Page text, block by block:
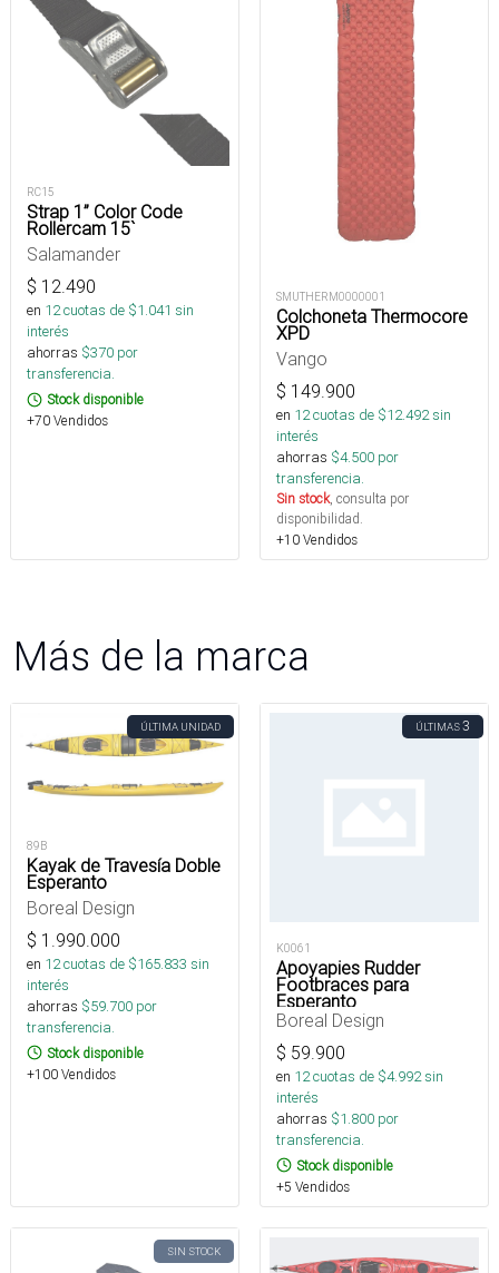
RC15
Strap 1” Color Code
Rollercam 15`
Salamander
$ 12.490
en 12cuotas de $1.041 sin
interés
ahorras $370 por
transferencia.
Stock disponible
+70 Vendidos
SMUTHERM0000001
Colchoneta Thermocore
XPD
Vango
$ 149.900
en 12cuotas de $12.492sin
interés
ahorras $4.500 por
transferencia.
Sin stock, consulta por
disponibilidad.
+10 Vendidos
Más de la marca
ÚLTIMA UNIDAD
89B
Kayak de Travesía Doble
Esperanto
Boreal Design
$ 1.990.000
en 12cuotas de $165.833 sin
interés
ahorras $59.700 por
transferencia.
Stock disponible
+100 Vendidos
ÚLTIMAS3
K0061
Apoyapies Rudder
Footbraces para
Esperanto
Boreal Design
$ 59.900
en 12cuotas de $4.992sin
interés
ahorras $1.800 por
transferencia.
Stock disponible
+5 Vendidos
SIN STOCK